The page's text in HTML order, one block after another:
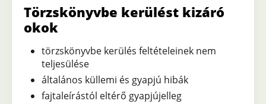
Törzskönyvbe kerülést kizáró
okok
törzskönyvbe kerülés feltételeinek nem
teljesülése
általános küllemi és gyapjú hibák
fajtaleírástól eltérő gyapjújelleg